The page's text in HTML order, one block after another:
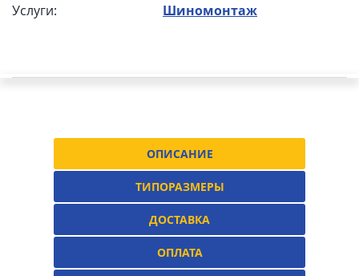
Услуги: Шиномонтаж
ОПИСАНИЕ
ТИПОРАЗМЕРЫ
ДОСТАВКА
ОПЛАТА